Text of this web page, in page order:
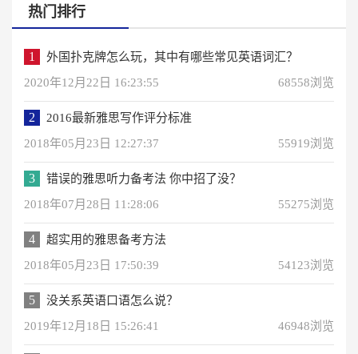
热门排行
1
外国扑克牌怎么玩，其中有哪些常见英语词汇？
2020年12月22日 16:23:55
68558浏览
2
2016最新雅思写作评分标准
2018年05月23日 12:27:37
55919浏览
3
错误的雅思听力备考法 你中招了没？
2018年07月28日 11:28:06
55275浏览
4
超实用的雅思备考方法
2018年05月23日 17:50:39
54123浏览
5
没关系英语口语怎么说？
2019年12月18日 15:26:41
46948浏览